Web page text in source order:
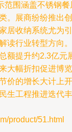
范围涵盖不锈钢餐
。展商纷纷推出创
居收纳系统尤为引
读行业转型方向。
额提升约2.3亿元
大幅折扣促进博览
价的增长大计上开
生工程推进迭代丰
product/51.html